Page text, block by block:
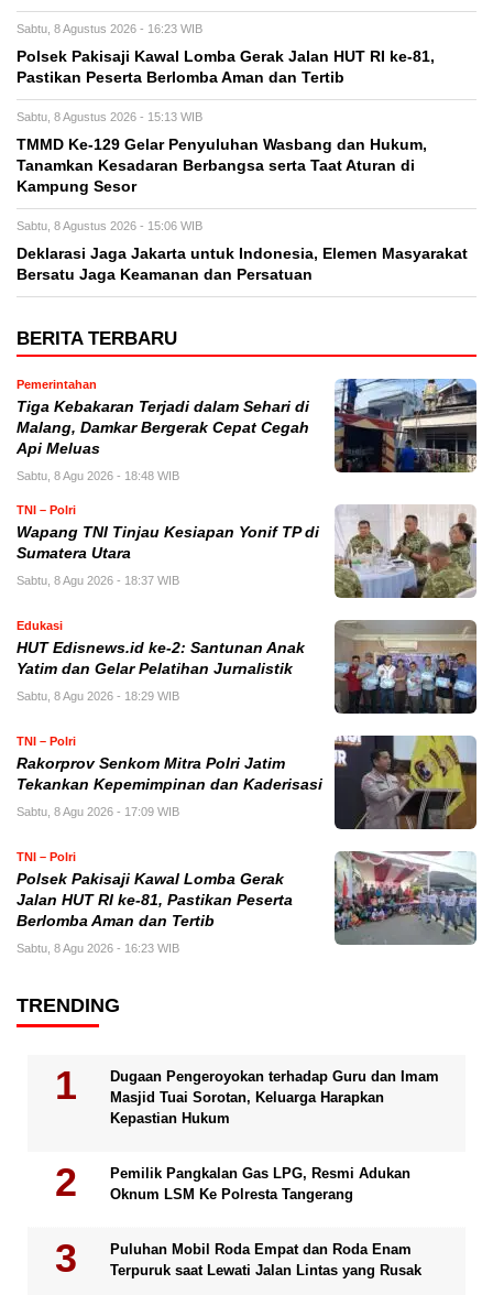
Sabtu, 8 Agustus 2026 - 16:23 WIB
Polsek Pakisaji Kawal Lomba Gerak Jalan HUT RI ke-81,
Pastikan Peserta Berlomba Aman dan Tertib
Sabtu, 8 Agustus 2026 - 15:13 WIB
TMMD Ke-129 Gelar Penyuluhan Wasbang dan Hukum,
Tanamkan Kesadaran Berbangsa serta Taat Aturan di
Kampung Sesor
Sabtu, 8 Agustus 2026 - 15:06 WIB
Deklarasi Jaga Jakarta untuk Indonesia, Elemen Masyarakat
Bersatu Jaga Keamanan dan Persatuan
BERITA TERBARU
Pemerintahan
Tiga Kebakaran Terjadi dalam Sehari di
Malang, Damkar Bergerak Cepat Cegah
Api Meluas
Sabtu, 8 Agu 2026 - 18:48 WIB
TNI – Polri
Wapang TNI Tinjau Kesiapan Yonif TP di
Sumatera Utara
Sabtu, 8 Agu 2026 - 18:37 WIB
Edukasi
HUT Edisnews.id ke-2: Santunan Anak
Yatim dan Gelar Pelatihan Jurnalistik
Sabtu, 8 Agu 2026 - 18:29 WIB
TNI – Polri
Rakorprov Senkom Mitra Polri Jatim
Tekankan Kepemimpinan dan Kaderisasi
Sabtu, 8 Agu 2026 - 17:09 WIB
TNI – Polri
Polsek Pakisaji Kawal Lomba Gerak
Jalan HUT RI ke-81, Pastikan Peserta
Berlomba Aman dan Tertib
Sabtu, 8 Agu 2026 - 16:23 WIB
TRENDING
Dugaan Pengeroyokan terhadap Guru dan Imam
Masjid Tuai Sorotan, Keluarga Harapkan
Kepastian Hukum
Pemilik Pangkalan Gas LPG, Resmi Adukan
Oknum LSM Ke Polresta Tangerang
Puluhan Mobil Roda Empat dan Roda Enam
Terpuruk saat Lewati Jalan Lintas yang Rusak